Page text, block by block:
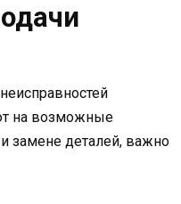
на возможные
замене деталей, важно